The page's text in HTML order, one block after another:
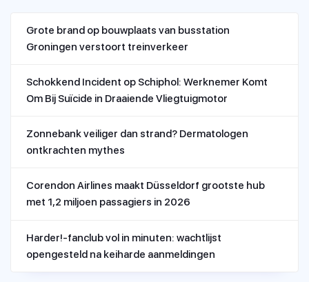
Grote brand op bouwplaats van busstation
Groningen verstoort treinverkeer
Schokkend Incident op Schiphol: Werknemer Komt
Om Bij Suïcide in Draaiende Vliegtuigmotor
Zonnebank veiliger dan strand? Dermatologen
ontkrachten mythes
Corendon Airlines maakt Düsseldorf grootste hub
met 1,2 miljoen passagiers in 2026
Harder!-fanclub vol in minuten: wachtlijst
opengesteld na keiharde aanmeldingen